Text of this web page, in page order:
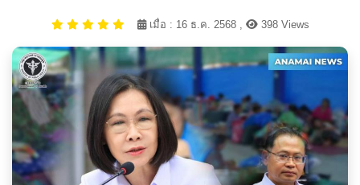
เมื่อ : 16 ธ.ค. 2568 , 398 Views